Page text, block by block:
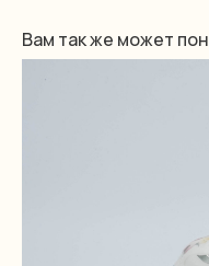
Вам так же может